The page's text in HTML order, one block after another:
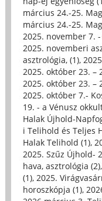
március 24.-25.
március 24.-25.
2025. november 7.
2025. novemberi
asztrológia, (1),
2025. október 23. –
2025. október 23. –
2025. október 7.-
19. - a Vénusz
Halak Újhold-
i Telihold és Teljes
Halak Telihold (1),
2025. Szűz Újhold-
hava, asztrológia (2),
(1), 2025.
horoszkópja (1),